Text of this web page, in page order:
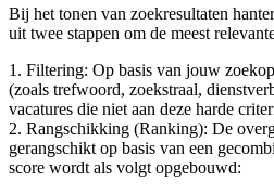
Bij het tonen van zoekresultaten
uit twee stappen om de meest
1. Filtering: Op basis van jouw
(zoals trefwoord, zoekstraal,
vacatures die niet aan deze harde
2. Rangschikking (Ranking): De
gerangschikt op basis van een
score wordt als volgt opgebouwd: